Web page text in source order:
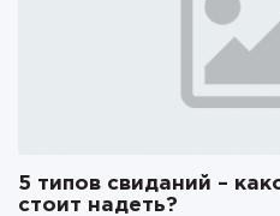
5 типов свиданий –
стоит надеть?